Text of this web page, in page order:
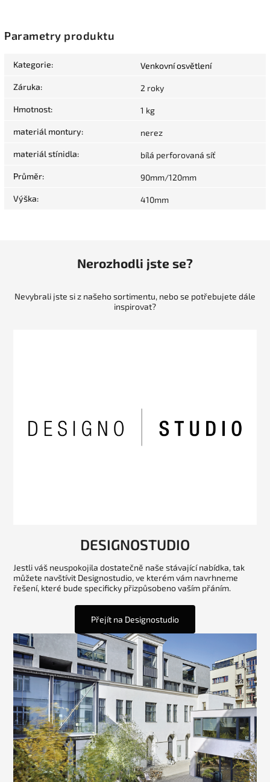
Parametry produktu
Kategorie: Venkovní osvětlení
Záruka: 2 roky
Hmotnost: 1 kg
materiál montury: nerez
materiál stínidla: bílá perforovaná síť
Průměr: 90mm/120mm
Výška: 410mm
Nerozhodli jste se?
Nevybrali jste si z našeho sortimentu, nebo se potřebujete dále
inspirovat?
DESIGNOSTUDIO
Jestli váš neuspokojila dostatečně naše stávající nabídka, tak
můžete navštívit Designostudio, ve kterém vám navrhneme
řešení, které bude specificky přizpůsobeno vaším přáním.
Přejít na Designostudio